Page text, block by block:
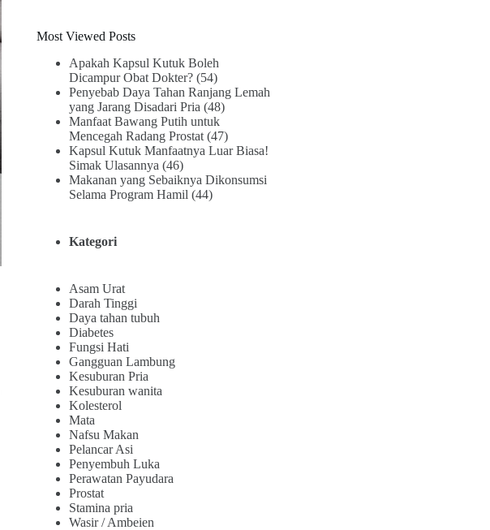
Most Viewed Posts
Apakah Kapsul Kutuk Boleh
Dicampur Obat Dokter? (54)
Penyebab Daya Tahan Ranjang Lemah
yang Jarang Disadari Pria (48)
Manfaat Bawang Putih untuk
Mencegah Radang Prostat (47)
Kapsul Kutuk Manfaatnya Luar Biasa!
Simak Ulasannya (46)
Makanan yang Sebaiknya Dikonsumsi
Selama Program Hamil (44)
Kategori
Asam Urat
Darah Tinggi
Daya tahan tubuh
Diabetes
Fungsi Hati
Gangguan Lambung
Kesuburan Pria
Kesuburan wanita
Kolesterol
Mata
Nafsu Makan
Pelancar Asi
Penyembuh Luka
Perawatan Payudara
Prostat
Stamina pria
Wasir / Ambeien